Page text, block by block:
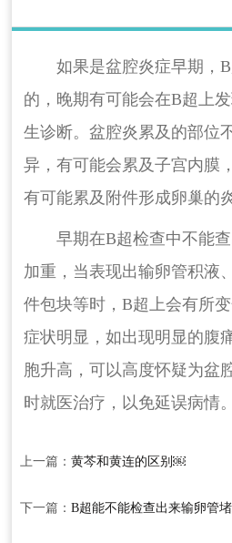
如果是盆腔炎症早期，
的，晚期有可能会在B超上
生诊断。盆腔炎累及的部位
异，有可能会累及子宫内膜
有可能累及附件形成卵巢的
早期在B超检查中不能
加重，当表现出输卵管积液
件包块等时，B超上会有所
症状明显，如出现明显的腹
胞升高，可以高度怀疑为盆
时就医治疗，以免延误病情。
上一篇： 黄芩和黄连的区别￼
下一篇： B超能不能检查出来输卵管